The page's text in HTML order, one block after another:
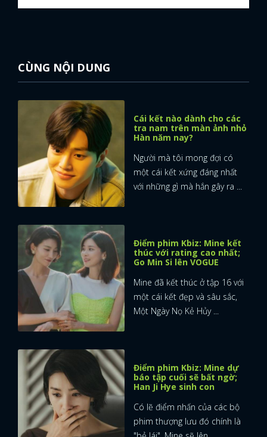
x
ĐĂNG NHẬP
CÙNG NỘI DUNG
Cái kết nào dành cho các
tra nam trên màn ảnh nhỏ
Hàn năm nay?
Người mà tôi mong đợi có
một cái kết xứng đáng nhất
với những gì mà hắn gây ra ...
Điểm phim Kbiz: Mine kết
thúc với rating cao nhất;
Go Min Si lên VOGUE
Mine đã kết thúc ở tập 16 với
một cái kết đẹp và sâu sắc,
Một Ngày Nọ Kẻ Hủy ...
Điểm phim Kbiz: Mine dự
báo tập cuối sẽ bất ngờ;
Han Ji Hye sinh con
Có lẽ điểm nhấn của các bộ
phim thượng lưu đó chính là